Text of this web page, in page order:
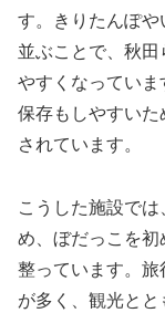
す。きりたんぽや
並ぶことで、秋
やすくなっていま
保存もしやすい
されています。
こうした施設で
め、ぼだっこを
整っています。旅
が多く、観光と